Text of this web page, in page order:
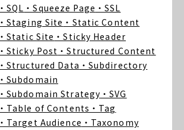
・SQL ・Squeeze Page ・SSL
・Staging Site ・Static Content
・Static Site ・Sticky Header
・Sticky Post ・Structured Content
・Structured Data ・Subdirectory
・Subdomain
・Subdomain Strategy ・SVG
・Table of Contents ・Tag
・Target Audience ・Taxonomy